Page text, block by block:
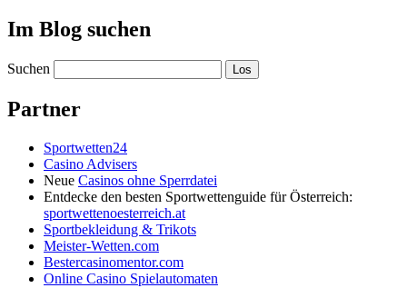
Im Blog suchen
Suchen
Partner
Sportwetten24
Casino Advisers
Neue Casinos ohne Sperrdatei
Entdecke den besten Sportwettenguide für Österreich:
sportwettenoesterreich.at
Sportbekleidung & Trikots
Meister-Wetten.com
Bestercasinomentor.com
Online Casino Spielautomaten